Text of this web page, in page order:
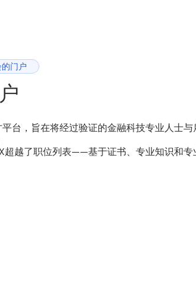
门户
平台，旨在将经过验证的金融科技专业人士
超越了职位列表——基于证书、专业知识和专